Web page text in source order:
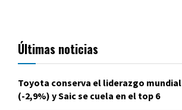
Últimas noticias
Toyota conserva el liderazgo
(-2,9%) y Saic se cuela en el top 6